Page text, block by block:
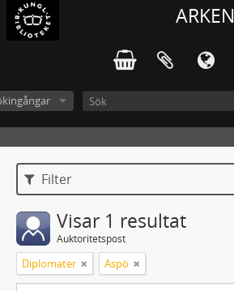
ARKEN
Filter
Visar 1 resultat
Auktoritetspost
Diplomater Aspö